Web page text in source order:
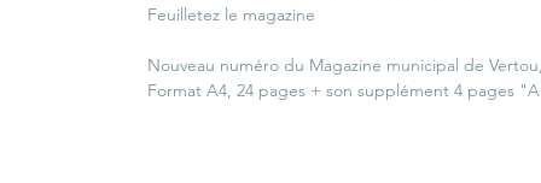
Feuilletez le magazine
Nouveau numéro du Magazine municipal de
Format A4, 24 pages + son supplément 4 pages